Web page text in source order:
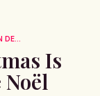
Is
Noël